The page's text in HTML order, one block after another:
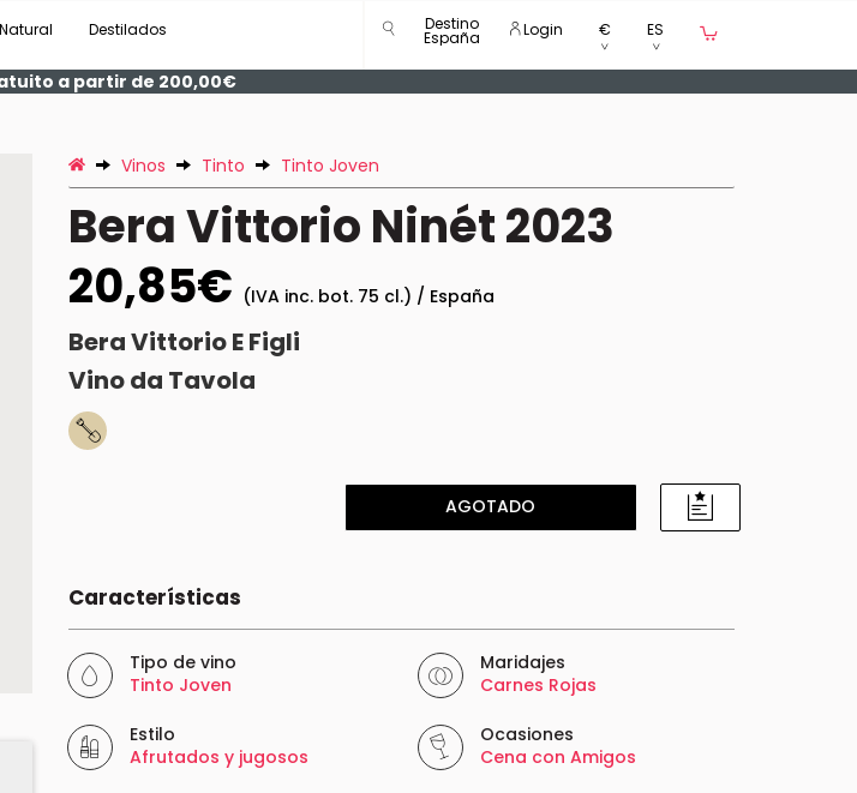
Destilados Destino
España Login € ES
a partir de 200,00€
Vinos Tinto Tinto Joven
Bera Vittorio Ninét 2023
20,85€ (IVA inc. bot. 75 cl.) / España
Bera Vittorio E Figli
Vino da Tavola
AGOTADO
Características
Tipo de vino
Tinto Joven
Maridajes
Carnes Rojas
Estilo
Afrutados y jugosos
Ocasiones
Cena con Amigos